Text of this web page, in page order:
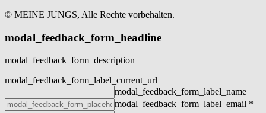
© MEINE JUNGS, Alle Rechte vorbehalten.
modal_feedback_form_headline
modal_feedback_form_description
modal_feedback_form_label_current_url
modal_feedback_form_label_name
modal_feedback_form_label_email *